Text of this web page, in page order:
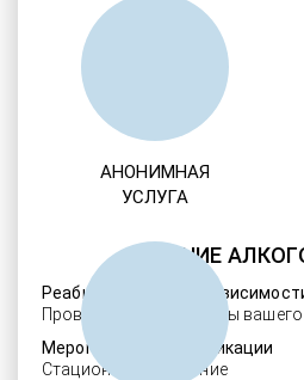
ЛЕЧЕНИЕ
Реабилитация
Проверенные ребцентры вашего
Мероприятия детоксикации
Стационарное лечение
АНОНИМНАЯ
УСЛУГА